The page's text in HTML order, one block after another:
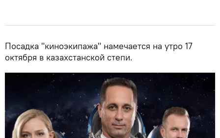
Посадка "киноэкипажа" намечается на утро 17
октября в казахстанской степи.